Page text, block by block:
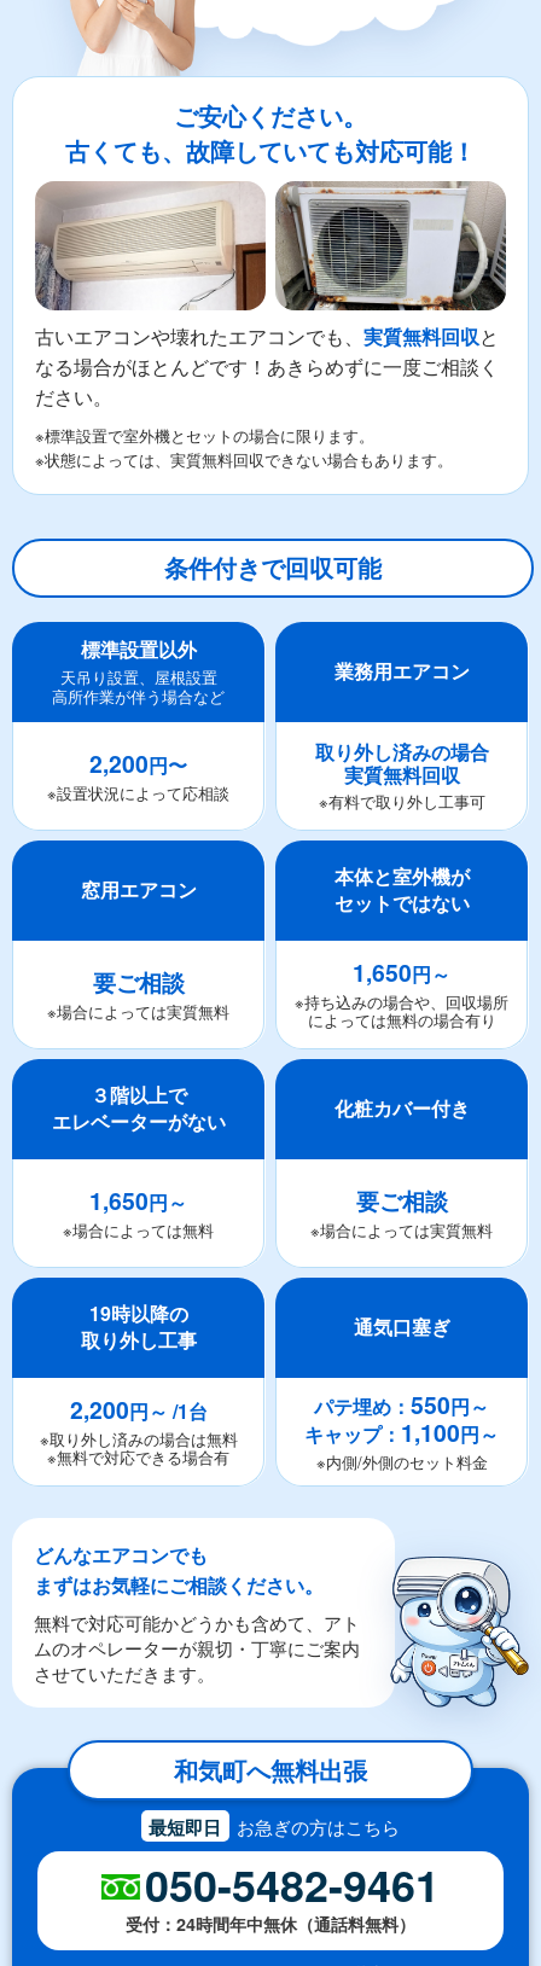
ご安心ください。
古くても、故障していても対応可能！
古いエアコンや壊れたエアコンでも、 実質無料回収と
なる場合がほとんどです！あきらめずに一度ご相談く
ださい。
※標準設置で室外機とセットの場合に限ります。
※状態によっては、実質無料回収できない場合もあります。
条件付きで回収可能
標準設置以外
天吊り設置、屋根設置
高所作業が伴う場合など
2,200円〜
※設置状況によって応相談
業務用エアコン
取り外し済みの場合
実質無料回収
※有料で取り外し工事可
窓用エアコン
要ご相談
※場合によっては実質無料
本体と室外機が
セットではない
1,650円～
※持ち込みの場合や、回収場所
によっては無料の場合有り
３階以上で
エレベーターがない
1,650円～
※場合によっては無料
化粧カバー付き
要ご相談
※場合によっては実質無料
19時以降の
取り外し工事
2,200円～ /1台
※取り外し済みの場合は無料
※無料で対応できる場合有
通気口塞ぎ
パテ埋め：550円～
キャップ： 1,100円～
※内側/外側のセット料金
どんなエアコンでも
まずはお気軽にご相談ください。
無料で対応可能かどうかも含めて、アト
ムのオペレーターが親切・丁寧にご案内
させていただきます。
和気町へ無料出張
最短即日 お急ぎの方はこちら
050-5482-9461
受付：24時間年中無休（通話料無料）